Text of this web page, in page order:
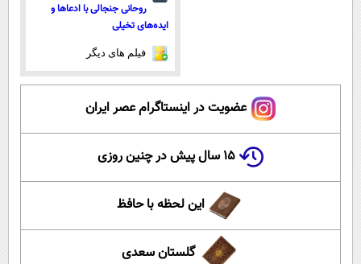
روحانی جنجالی با ادعاها و
ایده‌های تخیلی
فیلم های دیگر
عضویت در اینستاگرام عصر ایران
۱۵ سال پیش در چنین روزی
این لحظه با حافظ
گلستان سعدی